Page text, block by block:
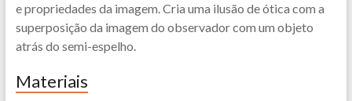
e propriedades da imagem. Cria uma ilusão de ótica com a
superposição da imagem do observador com um objeto
atrás do semi-espelho.
Materiais